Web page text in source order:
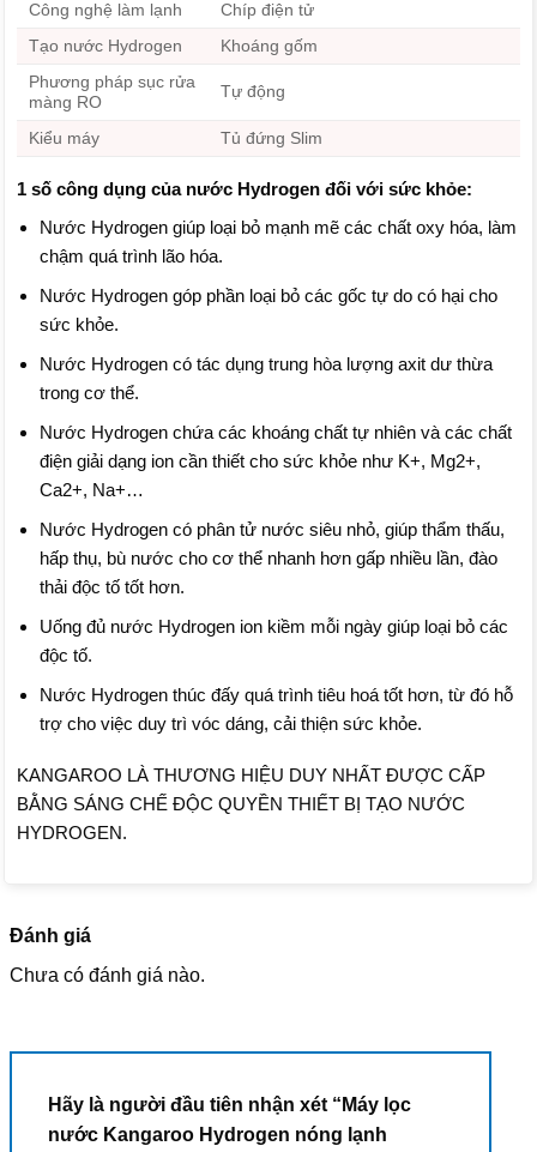
Công nghệ làm lạnh
Chíp điện tử
Tạo nước Hydrogen
Khoáng gốm
Phương pháp sục rửa
màng RO
Tự động
Kiểu máy Tủ đứng Slim
1 số công dụng của nước Hydrogen đối với sức khỏe:
Nước Hydrogen giúp loại bỏ mạnh mẽ các chất oxy hóa, làm
chậm quá trình lão hóa.
Nước Hydrogen góp phần loại bỏ các gốc tự do có hại cho
sức khỏe.
Nước Hydrogen có tác dụng trung hòa lượng axit dư thừa
trong cơ thể.
Nước Hydrogen chứa các khoáng chất tự nhiên và các chất
điện giải dạng ion cần thiết cho sức khỏe như K+, Mg2+,
Ca2+, Na+…
Nước Hydrogen có phân tử nước siêu nhỏ, giúp thẩm thấu,
hấp thụ, bù nước cho cơ thể nhanh hơn gấp nhiều lần, đào
thải độc tố tốt hơn.
Uống đủ nước Hydrogen ion kiềm mỗi ngày giúp loại bỏ các
độc tố.
Nước Hydrogen thúc đấy quá trình tiêu hoá tốt hơn, từ đó hỗ
trợ cho việc duy trì vóc dáng, cải thiện sức khỏe.
KANGAROO LÀ THƯƠNG HIỆU DUY NHẤT ĐƯỢC CẤP
BẰNG SÁNG CHẾ ĐỘC QUYỀN THIẾT BỊ TẠO NƯỚC
HYDROGEN.
Đánh giá
Chưa có đánh giá nào.
Hãy là người đầu tiên nhận xét “Máy lọc
nước Kangaroo Hydrogen nóng lạnh